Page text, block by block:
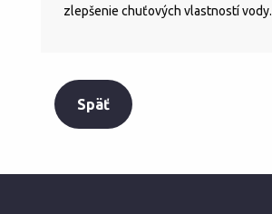
zlepšenie chuťových vlastností vody.
Späť